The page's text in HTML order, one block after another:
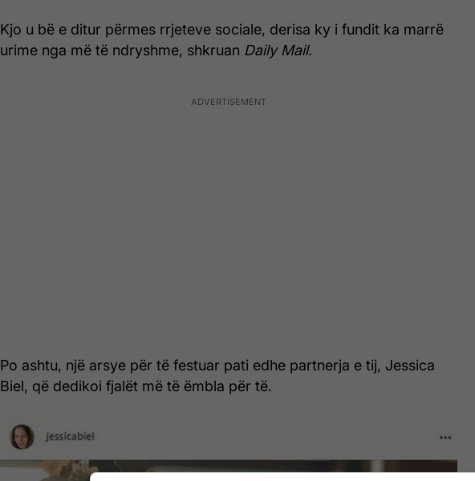
Kjo u bë e ditur përmes rrjeteve sociale, derisa ky i fundit ka marrë
urime nga më të ndryshme, shkruan Daily Mail.
Po ashtu, një arsye për të festuar pati edhe partnerja e tij, Jessica
Biel, që dedikoi fjalët më të ëmbla për të.